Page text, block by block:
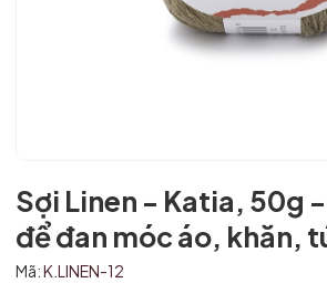
Sợi Linen - Katia, 50g -
để đan móc áo, khăn,
Mã:K.LINEN-12
Mã giảm giá: